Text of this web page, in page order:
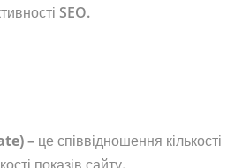
SEO.
– це співвідношення кількості